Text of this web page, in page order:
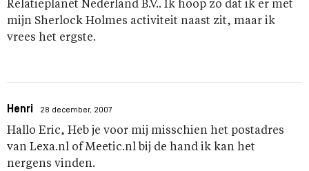
Relatieplanet Nederland B.V.. Ik hoop zo dat ik er met
mijn Sherlock Holmes activiteit naast zit, maar ik
vrees het ergste.
Henri 28 december, 2007
Hallo Eric, Heb je voor mij misschien het postadres
van Lexa.nl of Meetic.nl bij de hand ik kan het
nergens vinden.